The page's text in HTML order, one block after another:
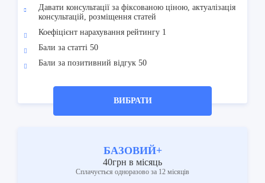
Давати консультації за фіксованою ціною, актуалізація
консультацій, розміщення статей
Коефіцієнт нарахування рейтингу 1
Бали за статті 50
Бали за позитивний відгук 50
ВИБРАТИ
БАЗОВИЙ+
40грн в місяць
Cплачується одноразово за 12 місяців